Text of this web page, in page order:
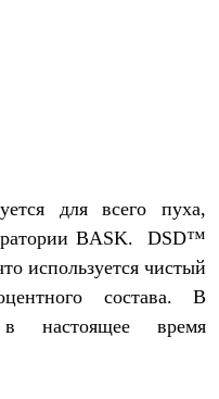
для всего пуха,
BASK. DSD™
используется чистый
состава. В
настоящее время